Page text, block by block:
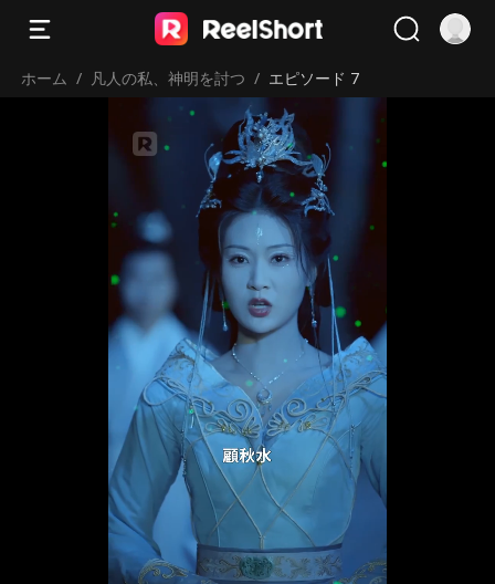
ホーム / 凡人の私、神明を討つ / エピソード 7